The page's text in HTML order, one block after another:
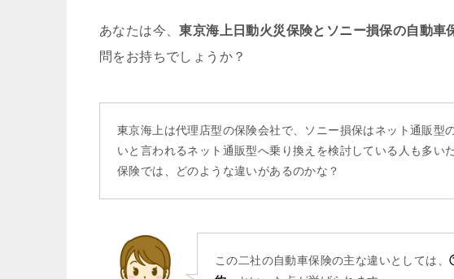
あなたは今、東京海上日動火災保険とソニー損保の自動車
問をお持ちでしょうか？
東京海上は代理店型の保険会社で、ソニー損保はネット通販型
いと言われるネット通販型へ乗り換えを検討している人も多い
保険では、どのような違いがあるのかな？
この二社の自動車保険の主な違いとしては、